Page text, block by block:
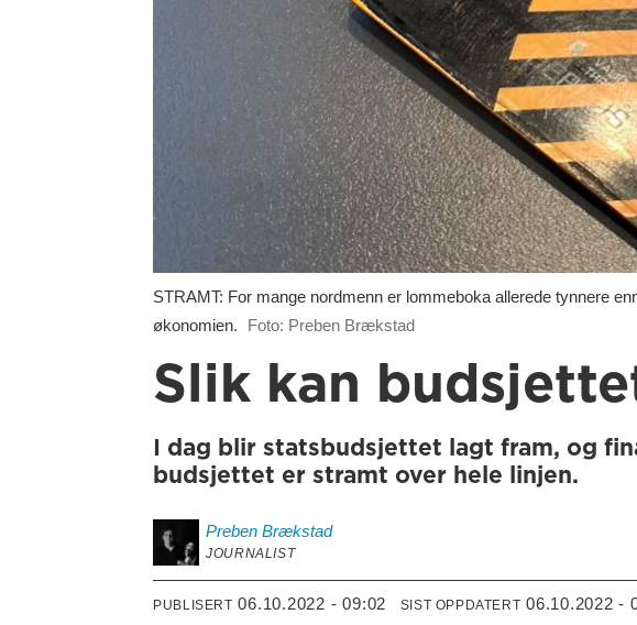
STRAMT: For mange nordmenn er lommeboka allerede tynnere
økonomien.
Foto: Preben Brækstad
Slik kan
I dag blir statsbudsjettet lagt fram, og
budsjettet er stramt over hele linjen.
Preben Brækstad
JOURNALIST
PUBLISERT 06.10.2022 - 09:02 SIST OPPDATERT 06.10.2022 -